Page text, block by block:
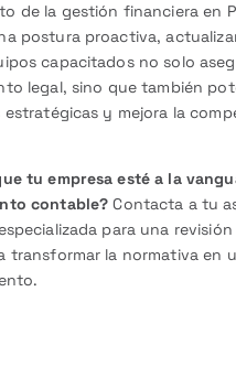
de la gestión financiera en
postura proactiva,
capacitados no solo
legal, sino que también
estratégicas y mejora la
tu empresa esté a la
contable? Contacta a tu
para una
transformar la normativa en